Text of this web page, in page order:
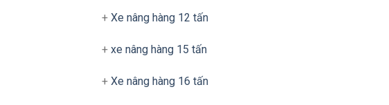
+ Xe nâng hàng 12 tấn
+ xe nâng hàng 15 tấn
+ Xe nâng hàng 16 tấn